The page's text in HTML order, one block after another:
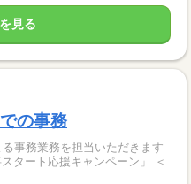
見る
の事務
事務業務を担当いただきます
ート応援キャンペーン」 ＜